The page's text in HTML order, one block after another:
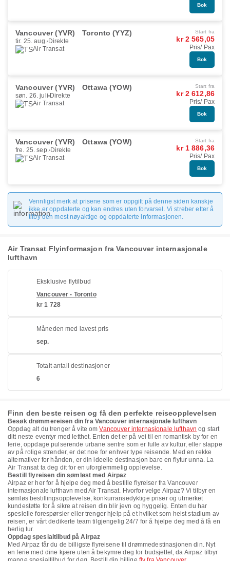
Bok
Vancouver (YVR) Toronto (YYZ)
tir. 25. aug. Direkte
Air Transat
Start fra
kr 2 565,05
Pris/ Pax
Bok
Vancouver (YVR) Ottawa (YOW)
søn. 26. juli Direkte
Air Transat
Start fra
kr 2 612,86
Pris/ Pax
Bok
Vancouver (YVR) Ottawa (YOW)
fre. 25. sep. Direkte
Air Transat
Start fra
kr 1 886,36
Pris/ Pax
Bok
Vennligst merk at prisene som er oppgitt på denne siden kanskje
ikke er oppdaterte og kan endres uten forvarsel. Vi streber etter å
tilby den mest nøyaktige og oppdaterte informasjonen.
Air Transat Flyinformasjon fra Vancouver internasjonale
lufthavn
Eksklusive flytilbud
Vancouver - Toronto
kr 1 728
Måneden med lavest pris
sep.
Totalt antall destinasjoner
6
Finn den beste reisen og få den perfekte reiseopplevelsen
Besøk drømmereisen din fra Vancouver internasjonale lufthavn
Oppdag alt du trenger å vite omVancouver internasjonale lufthavn og start
ditt neste eventyr med letthet. Enten det er på vei til en romantisk by for en
ferie, oppdage pulserende urbane sentre som er fulle av kultur, eller slappe
av på rolige strender, er det noe for enhver type reisende. Med en rekke
alternativer for hånden, er din ideelle destinasjon bare en flytur unna. La
Air Transat ta deg dit for en uforglemmelig opplevelse.
Bestill flyreisen din sømløst med Airpaz
Airpaz er her for å hjelpe deg med å bestille flyreiser fra Vancouver
internasjonale lufthavn med Air Transat. Hvorfor velge Airpaz? Vi tilbyr en
sømløs bestillingsopplevelse, konkurransedyktige priser og utmerket
kundestøtte for å sikre at reisen din blir jevn og hyggelig. Enten du har
spesielle forespørsler eller trenger hjelp på et hvilket som helst stadium av
reisen, er vårt dedikerte team tilgjengelig 24/7 for å hjelpe deg med å få en
herlig tur.
Oppdag spesialtilbud på Airpaz
Med Airpaz får du de billigste flyreisene til drømmedestinasjonen din. Nyt
en ferie med dine kjære uten å bekymre deg for budsjettet, da Airpaz tilbyr